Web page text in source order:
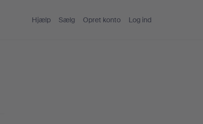
Hjælp Sælg Opret konto Log ind